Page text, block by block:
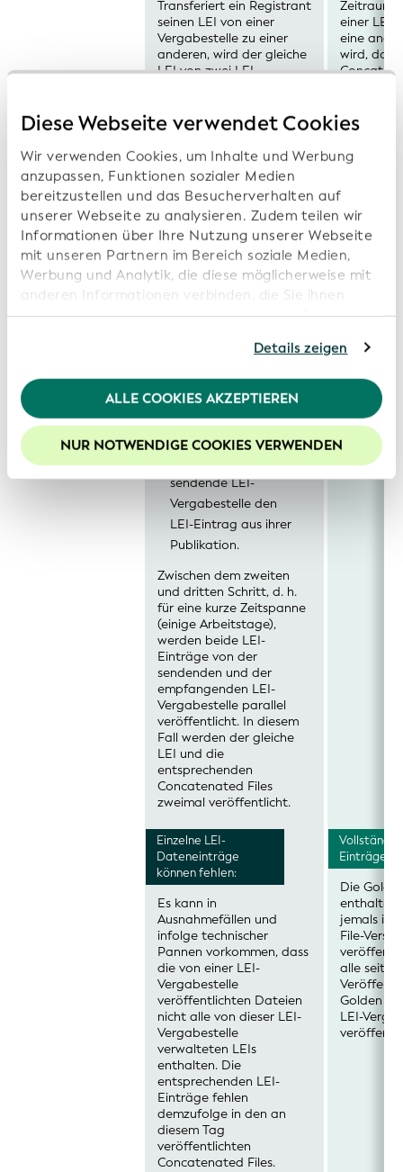
Diese Webseite verwendet Cookies
Wir verwenden Cookies, um Inhalte und Werbung
anzupassen, Funktionen sozialer Medien
bereitzustellen und das Besucherverhalten auf
unserer Webseite zu analysieren. Zudem teilen wir
Informationen über Ihre Nutzung unserer Webseite
mit unseren Partnern im Bereich soziale Medien,
Werbung und Analytik, die diese möglicherweise mit
anderen Informationen verbinden, die Sie ihnen
bereitgestellt haben oder die von diesen Partner
wurden. Sollten Sie mit der Nutzung unserer
Webseite fortfahren, stimmen Sie den von uns
verwendeten Cookies zu. Weitere Informationen
finden Sie in unsererDatenschutzerklärung.
Um die Funktionalitäten unserer Website optimal
nutzen zu können, empfehlen wir Ihnen der Nutzung
von Cookies zuzustimmen.
Details zeigen
ALLE COOKIES AKZEPTIEREN
NUR NOTWENDIGE COOKIES VERWENDEN
Transferiert ein Registrant
seinen LEI von einer
Vergabestelle zu einer
anderen, wird der gleiche
LEI von zwei LEI-
Die sendende LEI-
den
Registrierungsstatus
auf
PENDING_ARCHIVAL.
Die empfangende
LEI-Vergabestelle
veröffentlicht
Übertragung mit
Registrierungsstatus
(z.B. ISSUED).
Im nächsten Schritt
entfernt die
sendende LEI-
Vergabestelle den
LEI-Eintrag aus ihrer
Publikation.
Zwischen dem zweiten
und dritten Schritt, d. h.
für eine kurze Zeitspanne
(einige Arbeitstage),
werden beide LEI-
Einträge von der
sendenden und der
empfangenden LEI-
Vergabestelle parallel
veröffentlicht. In diesem
Fall werden der gleiche
LEI und die
entsprechenden
Concatenated Files
zweimal veröffentlicht.
Zeitraum,
einer LEI-
eine
wird,
Situation
welcher
Einträge
Copy
Die
Level 1-
wer“
daraufhin
einmal.
Einzelne LEI-
Dateneinträge
können fehlen:
Es kann in
Ausnahmefällen und
infolge technischer
Pannen vorkommen, dass
die von einer LEI-
Vergabestelle
veröffentlichten Dateien
nicht alle von dieser LEI-
Vergabestelle
verwalteten LEIs
enthalten. Die
entsprechenden LEI-
Einträge fehlen
demzufolge in den an
diesem Tag
veröffentlichten
Concatenated Files.
Einträge:
Die
enthalten
jemals in
File-
alle seit
Golden
LEI-